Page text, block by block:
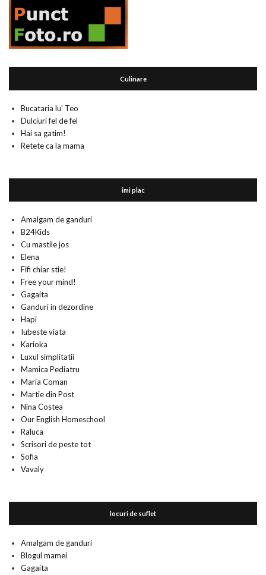
Culinare
Bucataria lu' Teo
Dulciuri fel de fel
Hai sa gatim!
Retete ca la mama
imi plac
Amalgam de ganduri
B24Kids
Cu mastile jos
Elena
Fifi chiar stie!
Free your mind!
Gagaita
Ganduri in dezordine
Hapi
Iubeste viata
Karioka
Luxul simplitatii
Mamica Pediatru
Maria Coman
Martie din Post
Nina Costea
Our English Homeschool
Raluca
Scrisori de peste tot
Sofia
Vavaly
locuri de suflet
Amalgam de ganduri
Blogul mamei
Gagaita